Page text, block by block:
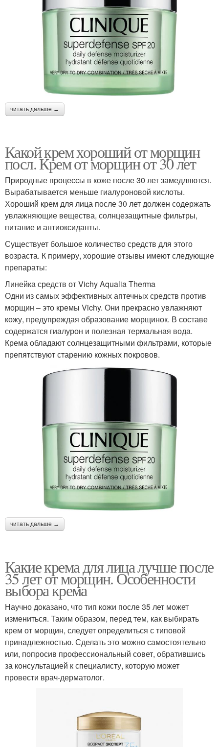
читать дальше →
Какой крем хороший от морщин
посл. Крем от морщин от 30 лет
Природные процессы в коже после 30 лет замедляются.
Вырабатывается меньше гиалуроновой кислоты.
Хороший крем для лица после 30 лет должен содержать
увлажняющие вещества, солнцезащитные фильтры,
питание и антиоксиданты.
Существует большое количество средств для этого
возраста. К примеру, хорошие отзывы имеют следующие
препараты:
Линейка средств от Vichy Aqualia Therma
Одни из самых эффективных аптечных средств против
морщин – это кремы Vichy. Они прекрасно увлажняют
кожу, предупреждая образование морщинок. В составе
содержатся гиалурон и полезная термальная вода.
Крема обладают солнцезащитными фильтрами, которые
препятствуют старению кожных покровов.
читать дальше →
Какие крема для лица лучше после
35 лет от морщин. Особенности
выбора крема
Научно доказано, что тип кожи после 35 лет может
измениться. Таким образом, перед тем, как выбирать
крем от морщин, следует определиться с типовой
принадлежностью. Сделать это можно самостоятельно
или, попросив профессиональный совет, обратившись
за консультацией к специалисту, которую может
провести врач-дерматолог.